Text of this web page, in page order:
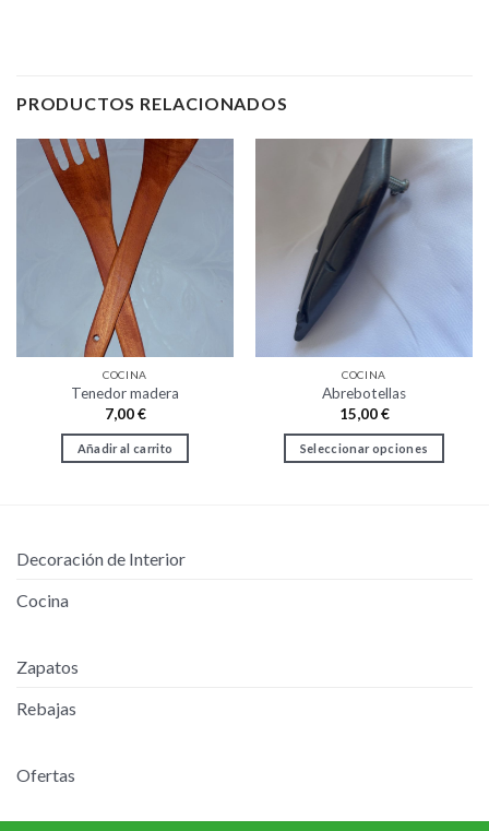
PRODUCTOS RELACIONADOS
COCINA
Tenedor madera
7,00€
Añadir al carrito
COCINA
Abrebotellas
15,00€
Seleccionar opciones
Decoración de Interior
Cocina
Zapatos
Rebajas
Ofertas